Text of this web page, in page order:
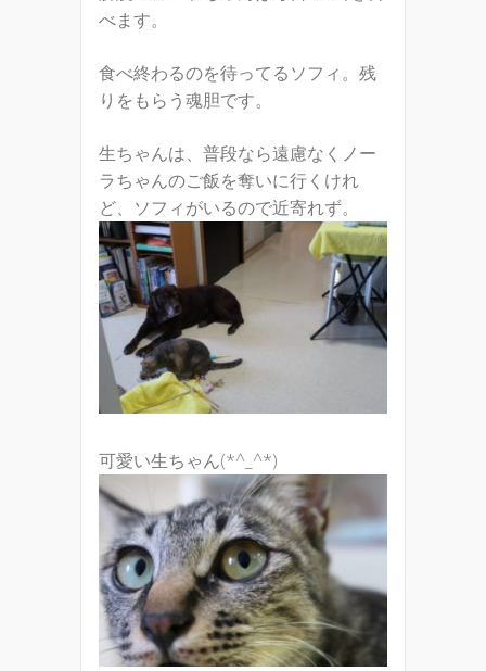
べます。
食べ終わるのを待ってるソフィ。残
りをもらう魂胆です。
生ちゃんは、普段なら遠慮なくノー
ラちゃんのご飯を奪いに行くけれ
ど、ソフィがいるので近寄れず。
可愛い生ちゃん(*^_^*)